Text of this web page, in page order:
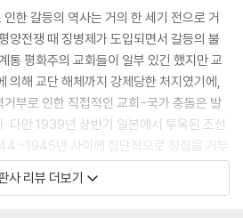
’ 출현의 역사적 기원은 1990년대 중후반
수 있을 것이다. 앞에서 보았듯이, 특히 199
양심적 병역거부운동의 등장과 이슈 공론
의하면 1990년대 말의 평화운동 활동가들
에 대한 문제가 심각하다는 공감대가 어느
문제의식이야말로 2001년에 양심적 병역거
확산을 가능케 한 비옥한 토양이었다. 그렇
부운동’이 시작되었다.
거부운동의 분화와 전환’」 중에서
한 갈등의 역사는 거의 한 세기 전으로 거
양전쟁 때 징병제가 도입되면서 갈등의 불
통 평화주의 교회들이 일부 있긴 했지만 교
의해 교단 해체까지 강제당한 처지였기에,
부로 인한 직접적인 교회-국가 충돌은 발
다만 1939년 상반기 일본에서 투옥된 조선
년 사이에 집단적으로 징집을 거부
(함양의 보광당 그룹, 경산 죽창의거 그
항일 무장저항세력에 합류한 학병 출신자
사 리뷰 더보기